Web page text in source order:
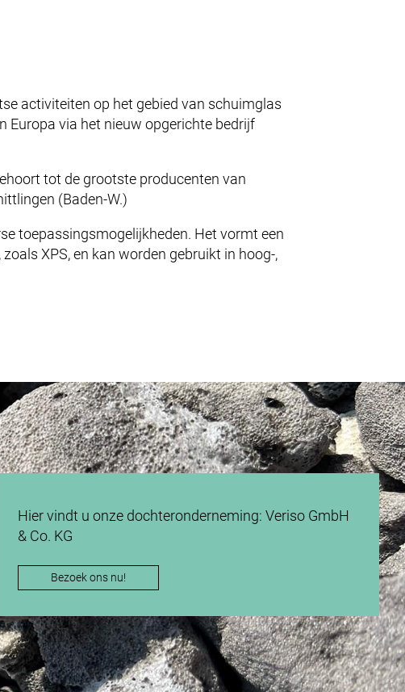
& LOGISTIEK
CERTIFICATEN
BEDRIJF
CARRIÈRE
DOWNLOADS
activiteiten op het gebied van schuimglas
Europa via het nieuw opgerichte bedrijf
tot de grootste producenten van
(Baden-W.)
toepassingsmogelijkheden. Het vormt een
XPS, en kan worden gebruikt in hoog-,
Hier vindt u onze dochteronderneming: Veriso GmbH
& Co. KG
Bezoek ons nu!